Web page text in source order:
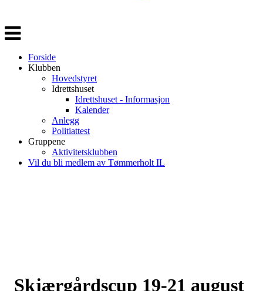
Veksle
navigasjon
Forside
Klubben
Hovedstyret
Idrettshuset
Idrettshuset - Informasjon
Kalender
Anlegg
Politiattest
Gruppene
Aktivitetsklubben
Vil du bli medlem av Tømmerholt IL
Skjærgårdscup 19-21 august